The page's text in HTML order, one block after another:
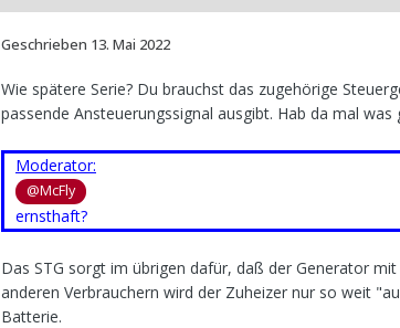
Geschrieben 13. Mai 2022
Wie spätere Serie? Du brauchst das zugehörige
passende Ansteuerungssignal ausgibt. Hab da mal was
Moderator:
@McFly
ernsthaft?
Das STG sorgt im übrigen dafür, daß der Generator
anderen Verbrauchern wird der Zuheizer nur so weit
Batterie.